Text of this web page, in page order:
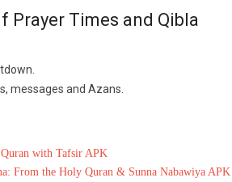
Prayer Times and Qibla
messages and Azans.
with Tafsir APK
From the Holy Quran & Sunna Nabawiya APK